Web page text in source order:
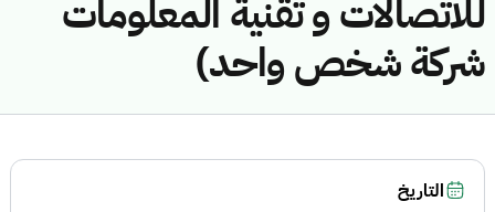
للاتصالات و تقنية المعلومات
شركة شخص واحد)
التاريخ